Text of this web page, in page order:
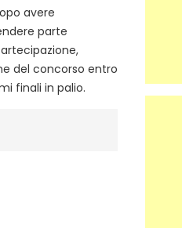
avere
parte
del concorso entro
finali in palio.